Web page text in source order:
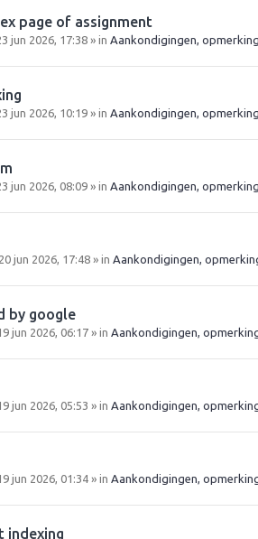
page of assignment
jun 2026, 17:38 » in Aankondigingen,
jun 2026, 10:19 » in Aankondigingen,
jun 2026, 08:09 » in Aankondigingen,
jun 2026, 17:48 » in Aankondigingen,
by google
jun 2026, 06:17 » in Aankondigingen,
jun 2026, 05:53 » in Aankondigingen,
jun 2026, 01:34 » in Aankondigingen,
indexing